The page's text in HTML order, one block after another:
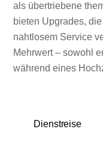
als übertriebene
bieten Upgrades,
nahtlosem Service
Mehrwert – sowohl
während eines
Dienstreise